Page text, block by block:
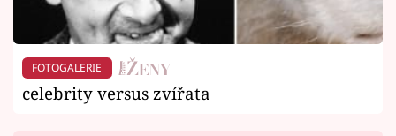
FOTOGALERIE
celebrity versus zvířata